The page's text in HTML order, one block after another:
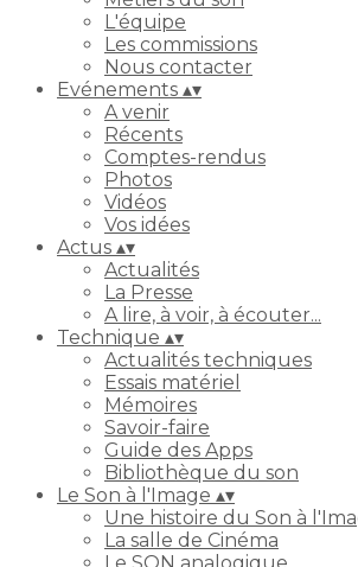
L'équipe
Les commissions
Nous contacter
Evénements ▴▾
A venir
Récents
Comptes-rendus
Photos
Vidéos
Vos idées
Actus ▴▾
Actualités
La Presse
A lire, à voir, à écouter...
Technique ▴▾
Actualités techniques
Essais matériel
Mémoires
Savoir-faire
Guide des Apps
Bibliothèque du son
Le Son à l'Image ▴▾
Une histoire du Son à
La salle de Cinéma